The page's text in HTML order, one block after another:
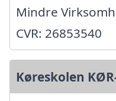
Mindre
CVR: 26853540
Køreskolen